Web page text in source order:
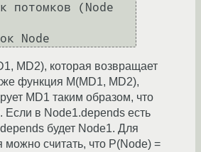
(Node
MD2), которая возвращает
функция M(MD1, MD2),
MD1 таким образом, что
Если в Node1.depends есть
будет Node1. Для
можно считать, что P(Node) =